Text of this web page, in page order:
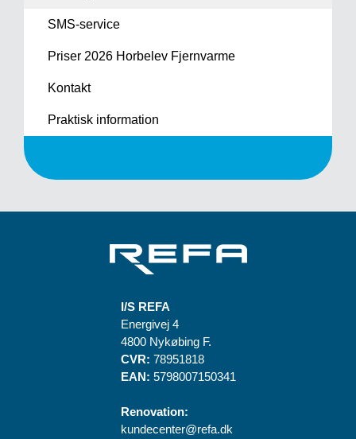
SMS-service
Priser 2026 Horbelev Fjernvarme
Kontakt
Praktisk information
I/S REFA
Energivej 4
4800 Nykøbing F.
CVR: 78951818
EAN: 5798007150341
Renovation:
kundecenter@refa.dk